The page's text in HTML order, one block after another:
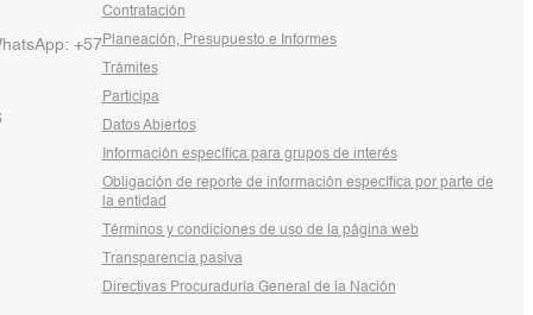
+57
Contratación
Planeación, Presupuesto e Informes
Trámites
Participa
Datos Abiertos
Información específica para grupos de interés
Obligación de reporte de información específica por parte de
la entidad
Términos y condiciones de uso de la página web
Transparencia pasiva
Directivas Procuraduría General de la Nación